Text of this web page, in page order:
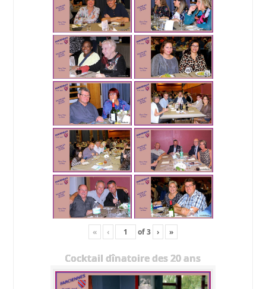
« ‹ of3 › »
Cocktail dînatoire des 20 ans